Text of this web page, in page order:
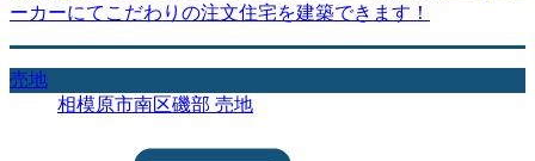
ーカーにてこだわりの注文住宅を建築できます！
売地
相模原市南区磯部 売地